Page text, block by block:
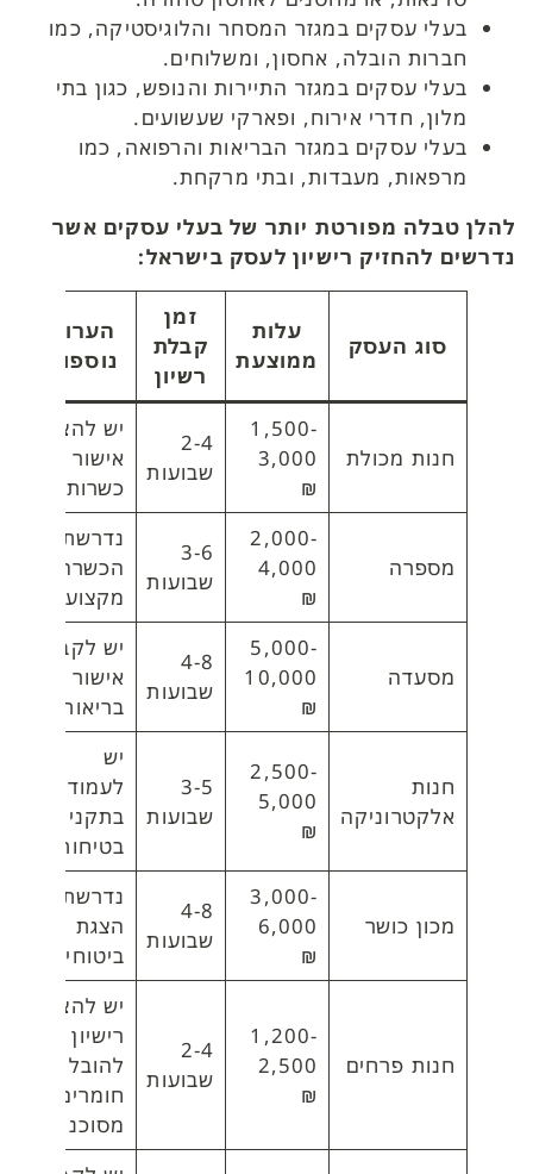
בעלי עסקים במגזר המסחר והלוגיסטיקה, כמו
חברות הובלה, אחסון, ומשלוחים.
בעלי עסקים במגזר התיירות והנופש, כגון בתי
מלון, חדרי אירוח, ופארקי שעשועים.
בעלי עסקים במגזר הבריאות והרפואה, כמו
מרפאות, מעבדות, ובתי מרקחת.
להלן טבלה מפורטת יותר של בעלי עסקים אשר
נדרשים להחזיק רישיון לעסק בישראל:
סוג העסק
עלות
ממוצעת
זמן
קבלת
רשיון
הערות
נוספות
חנות מכולת
1,500-
3,000
₪
2-4
שבועות
יש להציג
אישור
כשרות
מספרה
2,000-
4,000
₪
3-6
שבועות
נדרשת
הכשרה
מקצועית
מסעדה
5,000-
10,000
₪
4-8
שבועות
יש לקבל
אישור
בריאות
חנות
אלקטרוניקה
2,500-
5,000
₪
3-5
שבועות
יש
לעמוד
בתקני
בטיחות
מכון כושר
3,000-
6,000
₪
4-8
שבועות
נדרשת
הצגת
ביטוחים
חנות פרחים
1,200-
2,500
₪
2-4
שבועות
יש להציג
רישיון
להובלת
חומרים
מסוכנים